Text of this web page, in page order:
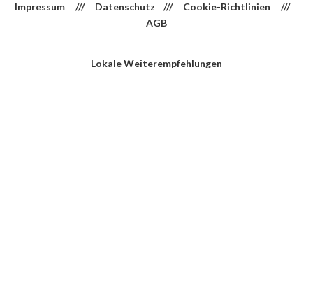
Impressum /// Datenschutz /// Cookie-Richtlinien ///
AGB
Lokale Weiterempfehlungen